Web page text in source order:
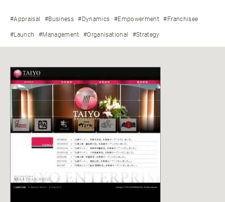
#Appraisal #Business #Dynamics #Empowerment #Franchisee
#Launch #Management #Organisational #Strategy